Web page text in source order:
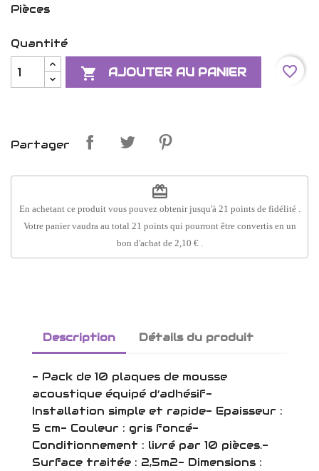
Pièces
Quantité
 AJOUTER AU PANIER favorite_border
Partager
redeem
En achetant ce produit vous pouvez obtenir jusqu'à 21 points de fidélité.
Votre panier vaudra au total 21 pointsqui pourront être convertis en un
bon d'achat de 2,10 €.
Description Détails du produit
- Pack de 10 plaques de mousse
acoustique équipé d’adhésif-
Installation simple et rapide- Epaisseur :
5 cm- Couleur : gris foncé-
Conditionnement : livré par 10 pièces.-
Surface traitée : 2,5m2- Dimensions :